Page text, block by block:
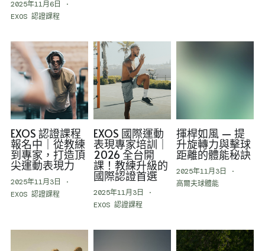
2025年11月6日
·
EXOS 認證課程
EXOS 認證課程
報名中｜從教練
到專家，打造頂
尖運動表現力
2025年11月3日
·
EXOS 認證課程
EXOS 國際運動
表現專家培訓｜
2026 全台開
課！教練升級的
國際認證首選
2025年11月3日
·
EXOS 認證課程
揮桿如風 — 提
升旋轉力與擊球
距離的體能秘訣
2025年11月3日
·
高爾夫球體能